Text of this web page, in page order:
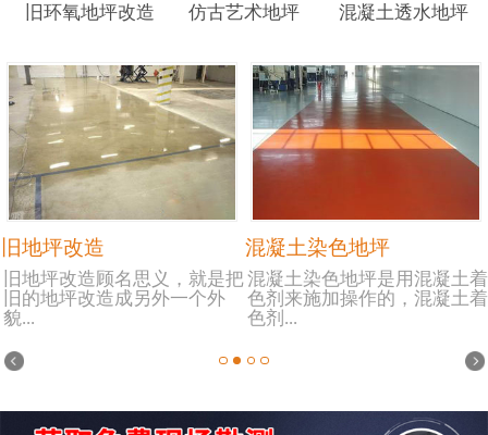
旧环氧地坪改造
仿古艺术地坪 混凝土透水地坪
旧地坪改造
旧地坪改造顾名思义，就是把
旧的地坪改造成另外一个外
貌...
混凝土染色地坪
混凝土染色地坪是用混凝土着
色剂来施加操作的，混凝土着
色剂...